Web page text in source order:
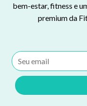
bem-estar, fitness e
premium da